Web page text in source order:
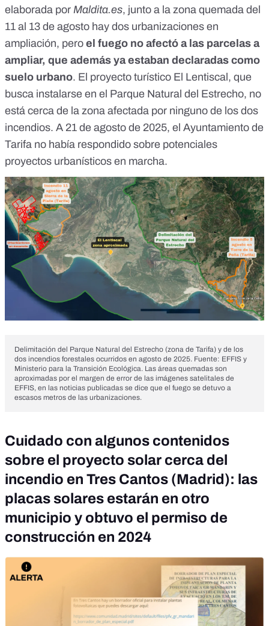
elaborada por Maldita.es, junto a la zona quemada del
11 al 13 de agosto hay dos urbanizaciones en
ampliación, pero el fuego no afectó a las parcelas a
ampliar, que además ya estaban declaradas como
suelo urbano. El proyecto turístico El Lentiscal, que
busca instalarse en el Parque Natural del Estrecho, no
está cerca de la zona afectada por ninguno de los dos
incendios. A 21 de agosto de 2025, el Ayuntamiento de
Tarifa no había respondido sobre potenciales
proyectos urbanísticos en marcha.
Delimitación del Parque Natural del Estrecho (zona de Tarifa) y de los
dos incendios forestales ocurridos en agosto de 2025. Fuente: EFFIS y
Ministerio para la Transición Ecológica. Las áreas quemadas son
aproximadas por el margen de error de las imágenes satelitales de
EFFIS, en las noticias publicadas se dice que el fuego se detuvo a
escasos metros de las urbanizaciones.
Cuidado con algunos contenidos
sobre el proyecto solar cerca del
incendio en Tres Cantos (Madrid): las
placas solares estarán en otro
municipio y obtuvo el permiso de
construcción en 2024